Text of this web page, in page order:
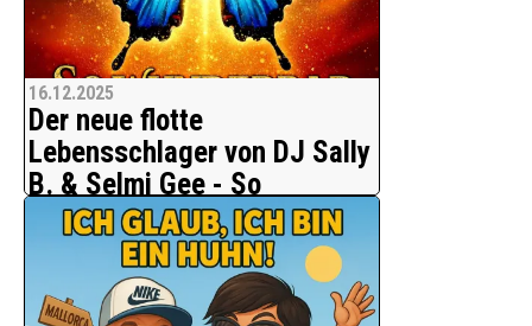
16.12.2025
Der neue flotte
Lebensschlager von DJ Sally
B. & Selmi Gee - So
Wunderbar
Ein liebevoller Feelgood-Song über die
Schönheit des Lebens